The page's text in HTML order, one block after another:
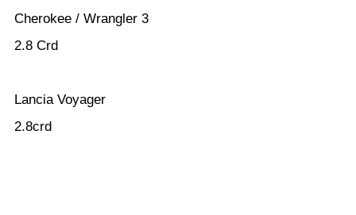
Cherokee / Wrangler 3
2.8 Crd
Lancia Voyager
2.8crd